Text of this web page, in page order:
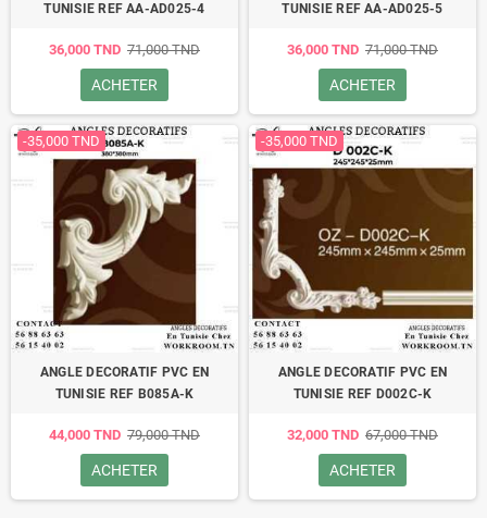
TUNISIE REF AA-AD025-4
36,000 TND 71,000 TND
ACHETER
TUNISIE REF AA-AD025-5
36,000 TND 71,000 TND
ACHETER
-35,000 TND
ANGLE DECORATIF PVC EN
TUNISIE REF B085A-K
44,000 TND 79,000 TND
ACHETER
-35,000 TND
ANGLE DECORATIF PVC EN
TUNISIE REF D002C-K
32,000 TND 67,000 TND
ACHETER